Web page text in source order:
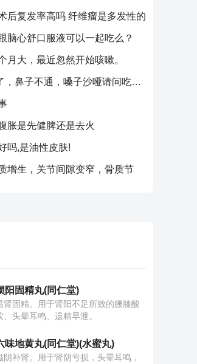
后复发率高吗 纤维瘤是多发性的
脑心舒口服液可以一起吃么？
月大，最近忽然开始咳嗽。
你好，鼻炎犯了，鼻子不通，嗓子沙哑请问吃什么药比较好？
胀是先健脾还是去火
吗,是油性皮肤!
增生，关节间隙变窄，骨质节
阳固精丸(同仁堂)
肾固精。用于肾阳不足所致的腰膝酸
、头晕耳鸣、遗精早泄。
味地黄丸(同仁堂)(水蜜丸)
阴补肾。用于肾阴亏损，头晕耳鸣，